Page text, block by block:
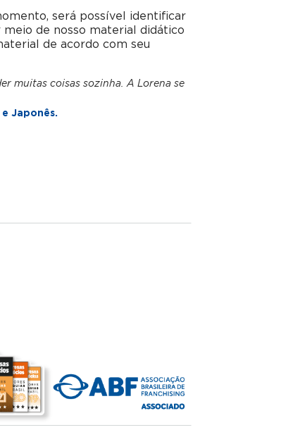
será possível identificar
de nosso material didático
de acordo com seu
muitas coisas sozinha. A Lorena se
Japonês.